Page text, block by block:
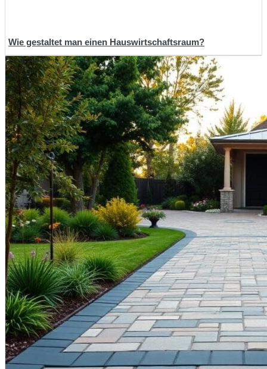
Wie gestaltet man einen Hauswirtschaftsraum?